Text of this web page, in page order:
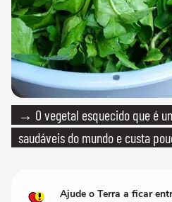
→ O vegetal esquecido que é
saudáveis do mundo e custa
Ajude o Terra a ficar